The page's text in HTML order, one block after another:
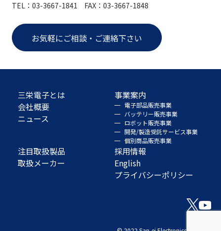
TEL：03-3667-1841 FAX：03-3667-1848
お気軽にご相談・ご連絡下さい
三栄電子とは
会社概要
ニュース
事業案内
電子部品販売事業
バッテリー販売事業
ロボット販売事業
開発/製造受託サービス事業
個別商品販売事業
注目取扱製品
取扱メーカー
採用情報
English
プライバシーポリシー